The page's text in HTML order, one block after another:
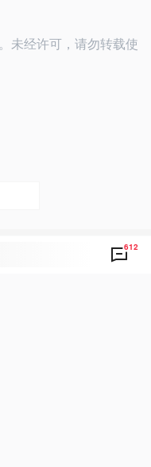
未经许可，请勿转载使
612